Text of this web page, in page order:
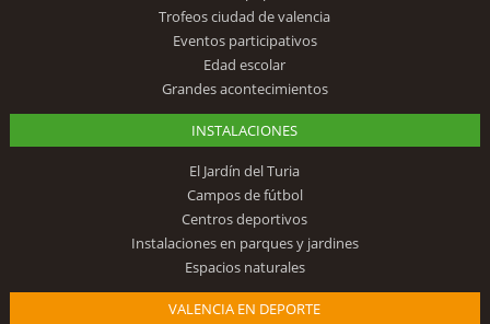
Trofeos ciudad de valencia
Eventos participativos
Edad escolar
Grandes acontecimientos
INSTALACIONES
El Jardín del Turia
Campos de fútbol
Centros deportivos
Instalaciones en parques y jardines
Espacios naturales
VALENCIA EN DEPORTE